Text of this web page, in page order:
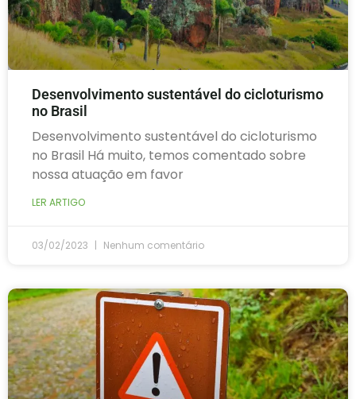
Desenvolvimento sustentável do cicloturismo
no Brasil
Desenvolvimento sustentável do cicloturismo
no Brasil Há muito, temos comentado sobre
nossa atuação em favor
LER ARTIGO
03/02/2023 Nenhum comentário